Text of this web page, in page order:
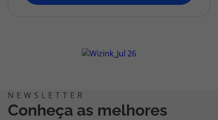
topatlantico@topatlantico.com
Conheça as melhores